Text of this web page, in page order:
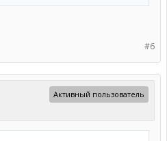
#6
Активный пользователь